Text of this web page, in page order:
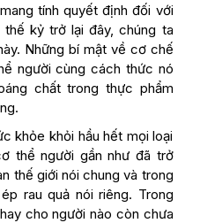
tính quyết định đối với
kỷ trở lại đây, chúng ta
Những bí mật về cơ chế
người cùng cách thức nó
chất trong thực phẩm
khỏe khỏi hầu hết mọi loại
thể người gần như đã trở
thế giới nói chung và trong
rau quả nói riêng. Trong
cho người nào còn chưa